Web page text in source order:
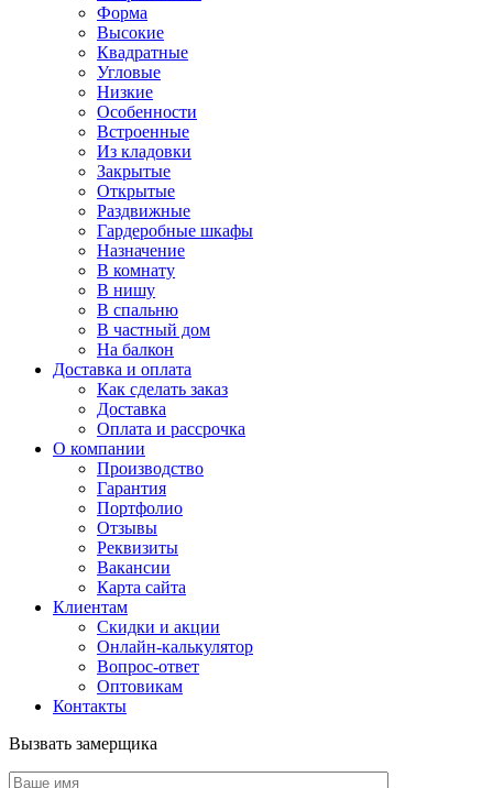
Форма
Высокие
Квадратные
Угловые
Низкие
Особенности
Встроенные
Из кладовки
Закрытые
Открытые
Раздвижные
Гардеробные шкафы
Назначение
В комнату
В нишу
В спальню
В частный дом
На балкон
Доставка и оплата
Как сделать заказ
Доставка
Оплата и рассрочка
О компании
Производство
Гарантия
Портфолио
Отзывы
Реквизиты
Вакансии
Карта сайта
Клиентам
Скидки и акции
Онлайн-калькулятор
Вопрос-ответ
Оптовикам
Контакты
Вызвать замерщика